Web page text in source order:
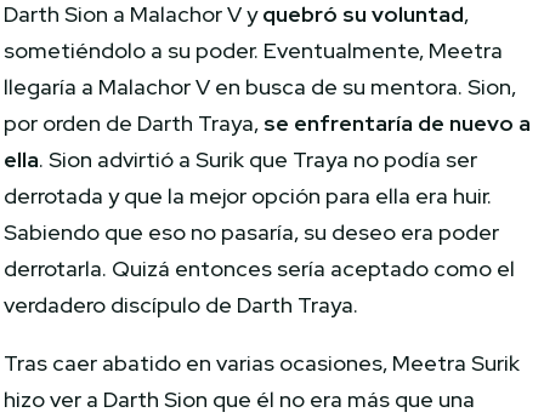
Darth Sion a Malachor V yquebró su voluntad,
sometiéndolo a su poder. Eventualmente, Meetra
llegaría a Malachor V en busca de su mentora. Sion,
por orden de Darth Traya, se enfrentaría de nuevo a
ella. Sion advirtió a Surik que Traya no podía ser
derrotada y que la mejor opción para ella era huir.
Sabiendo que eso no pasaría, su deseo era poder
derrotarla. Quizá entonces sería aceptado como el
verdadero discípulo de Darth Traya.
Tras caer abatido en varias ocasiones, Meetra Surik
hizo ver a Darth Sion que él no era más que una